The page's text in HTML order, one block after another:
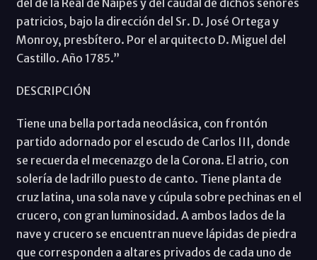
patricios, bajo la dirección del Sr. D. José Ortega y
Monroy, presbítero. Por el arquitecto D. Miguel del
Castillo. Año 1785.”
DESCRIPCIÓN
Tiene una bella portada neoclásica, con frontón
partido adornado por el escudo de Carlos III, donde
se recuerda el mecenazgo de la Corona. El atrio, con
solería de ladrillo puesto de canto. Tiene planta de
cruz latina, una sola nave y cúpula sobre pechinas en el
crucero, con gran luminosidad. A ambos lados de la
nave y crucero se encuentran nueve lápidas de piedra
que corresponden a altares privados de cada uno de